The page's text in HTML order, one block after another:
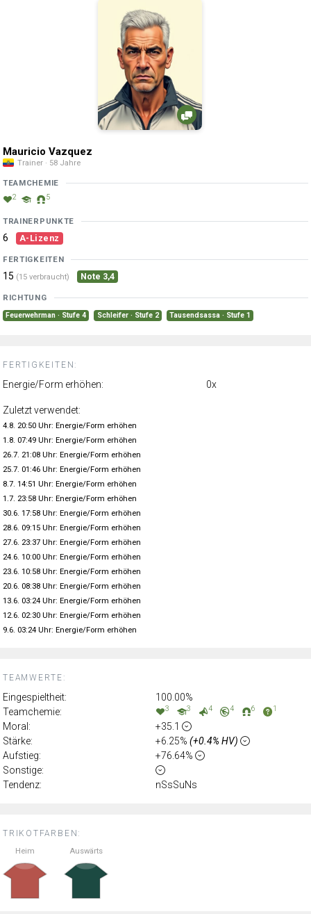
TRIKOTFARBEN:
Heim Auswärts
TEAMWERTE:
Eingespieltheit:
100.00%
Teamchemie:
3 3 4 4 6 1
Moral:
+35.1
Stärke:
+6.25% (+0.4% HV)
Aufstieg:
+76.64%
Sonstige:
Tendenz:
nSsSuNs
Mauricio Vazquez
Trainer · 58 Jahre
TEAMCHEMIE
2 5
TRAINERPUNKTE
6 A-Lizenz
FERTIGKEITEN
15 (15 verbraucht) Note 3,4
RICHTUNG
Feuerwehrman · Stufe 4 Schleifer · Stufe 2 Tausendsassa · Stufe 1
FERTIGKEITEN:
Energie/Form erhöhen: 0x
Zuletzt verwendet:
4.8. 20:50 Uhr: Energie/Form erhöhen
1.8. 07:49 Uhr: Energie/Form erhöhen
26.7. 21:08 Uhr: Energie/Form erhöhen
25.7. 01:46 Uhr: Energie/Form erhöhen
8.7. 14:51 Uhr: Energie/Form erhöhen
1.7. 23:58 Uhr: Energie/Form erhöhen
30.6. 17:58 Uhr: Energie/Form erhöhen
28.6. 09:15 Uhr: Energie/Form erhöhen
27.6. 23:37 Uhr: Energie/Form erhöhen
24.6. 10:00 Uhr: Energie/Form erhöhen
23.6. 10:58 Uhr: Energie/Form erhöhen
20.6. 08:38 Uhr: Energie/Form erhöhen
13.6. 03:24 Uhr: Energie/Form erhöhen
12.6. 02:30 Uhr: Energie/Form erhöhen
9.6. 03:24 Uhr: Energie/Form erhöhen